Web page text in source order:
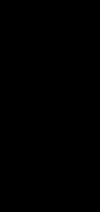
aber
Jahre
in seinem
(jg)